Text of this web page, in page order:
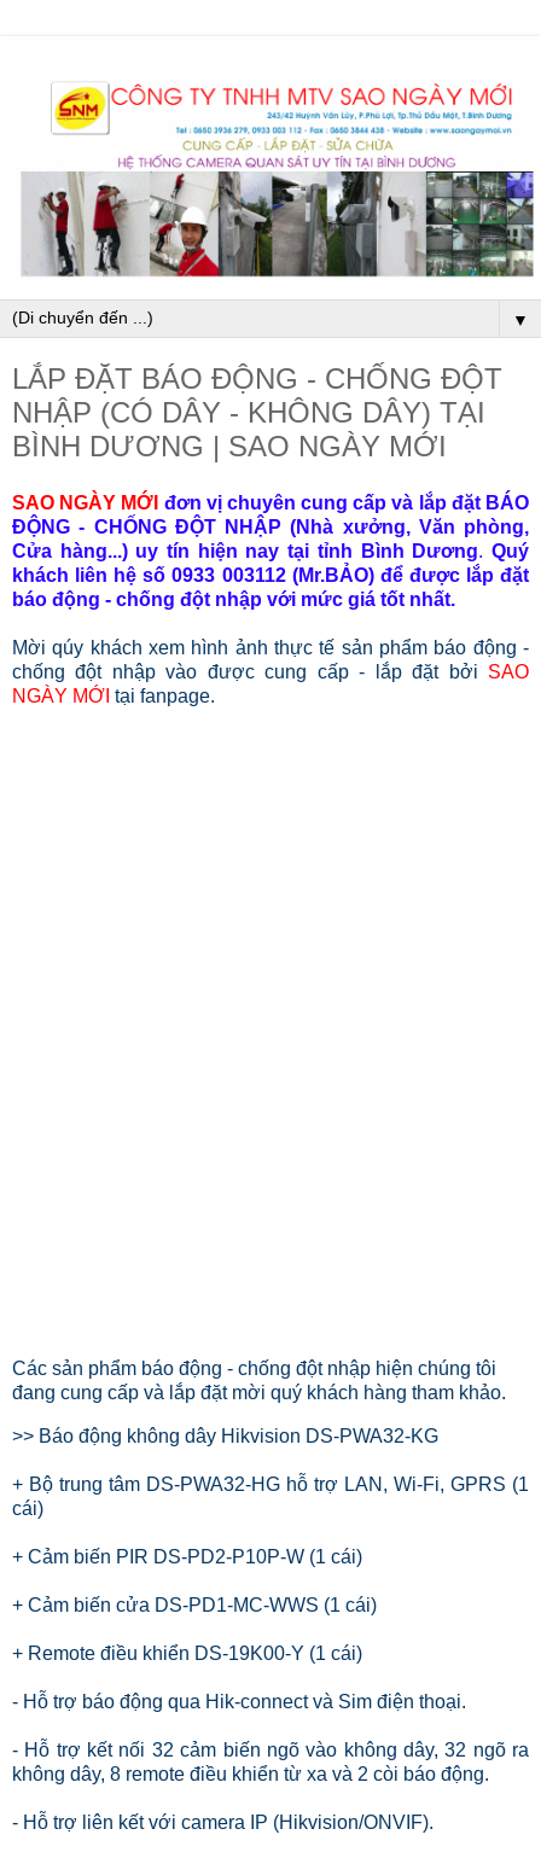
▼
LẮP ĐẶT BÁO ĐỘNG - CHỐNG ĐỘT
NHẬP (CÓ DÂY - KHÔNG DÂY) TẠI
BÌNH DƯƠNG | SAO NGÀY MỚI
SAO NGÀY MỚI đơn vị chuyên cung cấp và lắp đặt BÁO
ĐỘNG - CHỐNG ĐỘT NHẬP (Nhà xưởng, Văn phòng,
Cửa hàng...) uy tín hiện nay tại tỉnh Bình Dương.Quý
khách liên hệ số 0933 003112 (Mr.BẢO) để được lắp đặt
báo động - chống đột nhập với mức giá tốt nhất.
Mời qúy khách xem hình ảnh thực tế sản phẩm báo động -
chống đột nhập vào được cung cấp - lắp đặt bởi SAO
NGÀY MỚI tại fanpage.
Các sản phẩm báo động - chống đột nhập hiện chúng tôi
đang cung cấp và lắp đặt mời quý khách hàng tham khảo.
>> Báo động không dây Hikvision DS-PWA32-KG
+ Bộ trung tâm DS-PWA32-HG hỗ trợ LAN, Wi-Fi, GPRS (1
cái)
+ Cảm biến PIR DS-PD2-P10P-W (1 cái)
+ Cảm biến cửa DS-PD1-MC-WWS (1 cái)
+ Remote điều khiển DS-19K00-Y (1 cái)
- Hỗ trợ báo động qua Hik-connect và Sim điện thoại.
- Hỗ trợ kết nối 32 cảm biến ngõ vào không dây, 32 ngõ ra
không dây, 8 remote điều khiển từ xa và 2 còi báo động.
- Hỗ trợ liên kết với camera IP (Hikvision/ONVIF).